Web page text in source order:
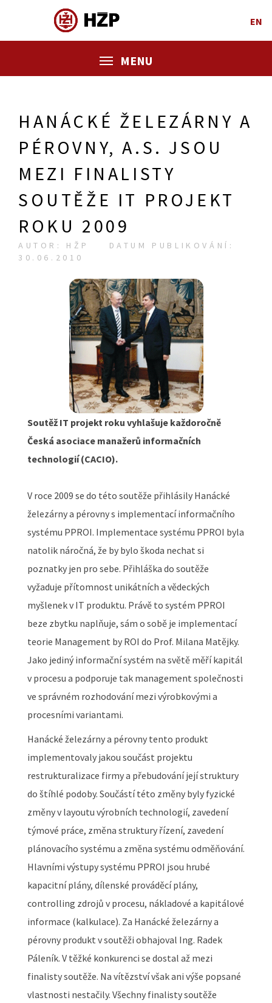
EN
MENU
HANÁCKÉ ŽELEZÁRNY A
PÉROVNY, A.S. JSOU
MEZI FINALISTY
SOUTĚŽE IT PROJEKT
ROKU 2009
AUTOR: HŽP
DATUM PUBLIKOVÁNÍ:
30.06.2010
Soutěž IT projekt roku vyhlašuje každoročně
Česká asociace manažerů informačních
technologií (CACIO).
V roce 2009 se do této soutěže přihlásily Hanácké
železárny a pérovny s implementací informačního
systému PPROI. Implementace systému PPROI byla
natolik náročná, že by bylo škoda nechat si
poznatky jen pro sebe. Přihláška do soutěže
vyžaduje přítomnost unikátních a vědeckých
myšlenek v IT produktu. Právě to systém PPROI
beze zbytku naplňuje, sám o sobě je implementací
teorie Management by ROI do Prof. Milana Matějky.
Jako jediný informační systém na světě měří kapitál
v procesu a podporuje tak management společnosti
ve správném rozhodování mezi výrobkovými a
procesními variantami.
Hanácké železárny a pérovny tento produkt
implementovaly jakou součást projektu
restrukturalizace firmy a přebudování její struktury
do štíhlé podoby. Součástí této změny byly fyzické
změny v layoutu výrobních technologií, zavedení
týmové práce, změna struktury řízení, zavedení
plánovacího systému a změna systému odměňování.
Hlavními výstupy systému PPROI jsou hrubé
kapacitní plány, dílenské prováděcí plány,
controlling zdrojů v procesu, nákladové a kapitálové
informace (kalkulace). Za Hanácké železárny a
pérovny produkt v soutěži obhajoval Ing. Radek
Páleník. V těžké konkurenci se dostal až mezi
finalisty soutěže. Na vítězství však ani výše popsané
vlastnosti nestačily. Všechny finalisty soutěže